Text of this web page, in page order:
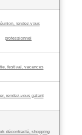
rendez-vous
professionnel
festival, vacances
rendez-vous galant
décontracté, shopping